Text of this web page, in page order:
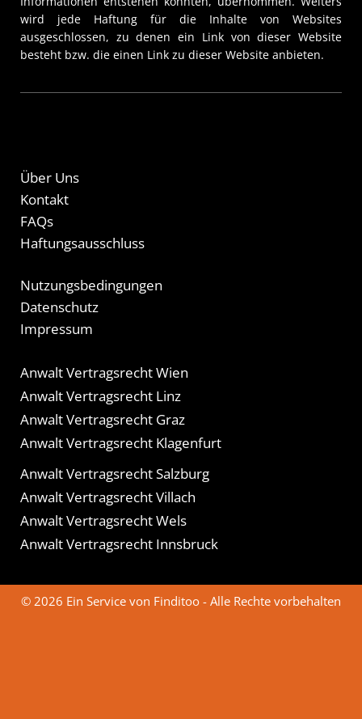
wird jede Haftung für die Inhalte von Websites
ausgeschlossen, zu denen ein Link von dieser Website
besteht bzw. die einen Link zu dieser Website anbieten.
Über Uns
Kontakt
FAQs
Haftungsausschluss
Nutzungsbedingungen
Datenschutz
Impressum
Anwalt Vertragsrecht Wien
Anwalt Vertragsrecht Linz
Anwalt Vertragsrecht Graz
Anwalt Vertragsrecht Klagenfurt
Anwalt Vertragsrecht Salzburg
Anwalt Vertragsrecht Villach
Anwalt Vertragsrecht Wels
Anwalt Vertragsrecht Innsbruck
© 2026 Ein Service von Finditoo - Alle Rechte vorbehalten